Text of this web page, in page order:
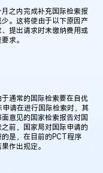
之内完成补充国际检索报
。这将使由于以下原因产
提出请求时未缴纳费用或
求。
通常的国际检索要在自优
请在进行国际检索时，其
意见的国家检索报告对国
前，国家局对国际申请的
是，在目前的PCT程序
作出规定。